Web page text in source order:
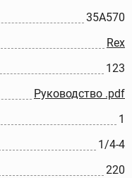
35A570
Rex
123
Руководство .pdf
1
1/4-4
220